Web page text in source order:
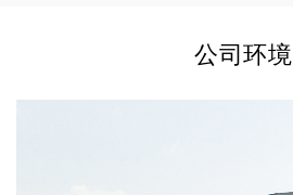
公司环境